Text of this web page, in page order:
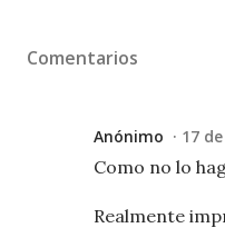
Comentarios
Anónimo 17
Como no lo
Realmente